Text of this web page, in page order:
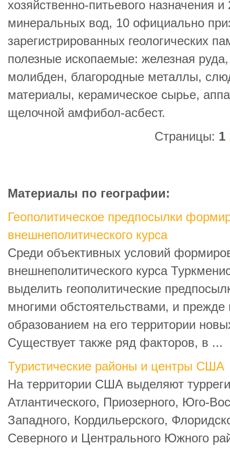
хозяйственно-питьевого назначения
минеральных вод, 10 официально
зарегистрированных геологических
полезные ископаемые: железная
молибден, благородные металлы,
материалы, керамическое сырье,
щелочной амфибол-асбест.
Страницы: 1
Материалы по географии:
Геополитическое предпосылки
внешнеполитического курса
Среди объективных условий
внешнеполитического курса
выделить геополитические
многими обстоятельствами, и
образованием на его территории
Существует также ряд факторов, в ...
Туристические районы и центры США
На территории США выделяют
Атлантического, Приозерного, Юго-
Западного, Кордильерского,
Северного и Центрального Южного